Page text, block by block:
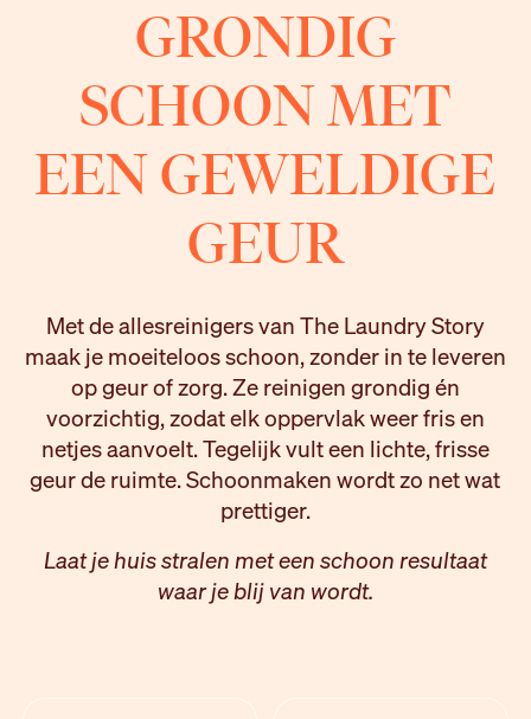
GRONDIG
SCHOON MET
EEN GEWELDIGE
GEUR
Met de allesreinigers van The Laundry Story
maak je moeiteloos schoon, zonder in te leveren
op geur of zorg. Ze reinigen grondig én
voorzichtig, zodat elk oppervlak weer fris en
netjes aanvoelt. Tegelijk vult een lichte, frisse
geur de ruimte. Schoonmaken wordt zo net wat
prettiger.
Laat je huis stralen met een schoon resultaat
waar je blij van wordt.